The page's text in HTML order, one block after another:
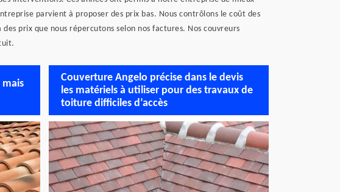
parvient à proposer des prix bas. Nous contrôlons le coût des
prix que nous répercutons selon nos factures. Nos couvreurs
Couverture Angelo précise dans le devis
les matériels à utiliser pour des travaux de
toiture difficiles d’accès